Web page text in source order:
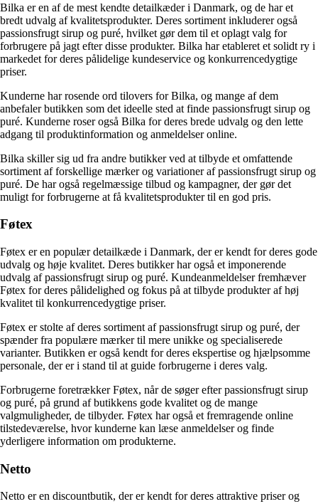
Bilka er en af de mest kendte detailkæder i Danmark, og de har et
bredt udvalg af kvalitetsprodukter. Deres sortiment inkluderer også
passionsfrugt sirup og puré, hvilket gør dem til et oplagt valg for
forbrugere på jagt efter disse produkter. Bilka har etableret et solidt ry i
markedet for deres pålidelige kundeservice og konkurrencedygtige
priser.
Kunderne har rosende ord tilovers for Bilka, og mange af dem
anbefaler butikken som det ideelle sted at finde passionsfrugt sirup og
puré. Kunderne roser også Bilka for deres brede udvalg og den lette
adgang til produktinformation og anmeldelser online.
Bilka skiller sig ud fra andre butikker ved at tilbyde et omfattende
sortiment af forskellige mærker og variationer af passionsfrugt sirup og
puré. De har også regelmæssige tilbud og kampagner, der gør det
muligt for forbrugerne at få kvalitetsprodukter til en god pris.
Føtex
Føtex er en populær detailkæde i Danmark, der er kendt for deres gode
udvalg og høje kvalitet. Deres butikker har også et imponerende
udvalg af passionsfrugt sirup og puré. Kundeanmeldelser fremhæver
Føtex for deres pålidelighed og fokus på at tilbyde produkter af høj
kvalitet til konkurrencedygtige priser.
Føtex er stolte af deres sortiment af passionsfrugt sirup og puré, der
spænder fra populære mærker til mere unikke og specialiserede
varianter. Butikken er også kendt for deres ekspertise og hjælpsomme
personale, der er i stand til at guide forbrugerne i deres valg.
Forbrugerne foretrækker Føtex, når de søger efter passionsfrugt sirup
og puré, på grund af butikkens gode kvalitet og de mange
valgmuligheder, de tilbyder. Føtex har også et fremragende online
tilstedeværelse, hvor kunderne kan læse anmeldelser og finde
yderligere information om produkterne.
Netto
Netto er en discountbutik, der er kendt for deres attraktive priser og